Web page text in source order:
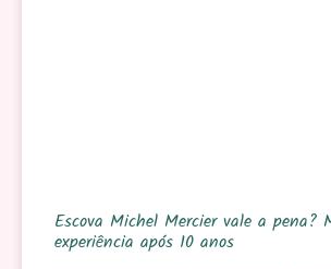
Escova Michel Mercier vale a pena?
experiência após 10 anos